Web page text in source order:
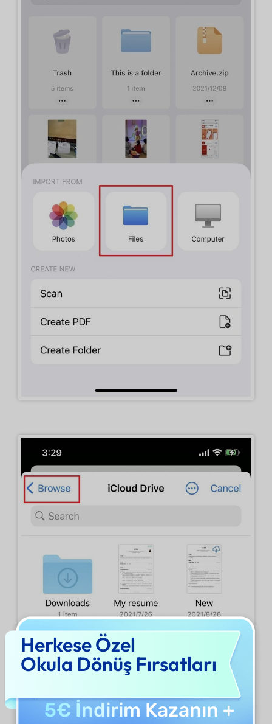
Herkese Özel
Okula Dönüş Fırsatları
5€ İndirim Kazanın +